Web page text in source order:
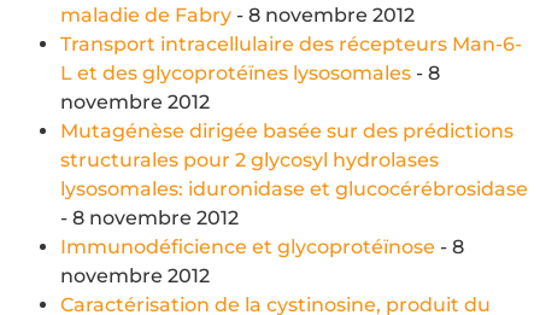
maladie de Fabry - 8 novembre 2012
Transport intracellulaire des récepteurs Man-6-
L et des glycoprotéïnes lysosomales - 8
novembre 2012
Mutagénèse dirigée basée sur des prédictions
structurales pour 2 glycosyl hydrolases
lysosomales: iduronidase et glucocérébrosidase
- 8 novembre 2012
Immunodéficience et glycoprotéïnose - 8
novembre 2012
Caractérisation de la cystinosine, produit du